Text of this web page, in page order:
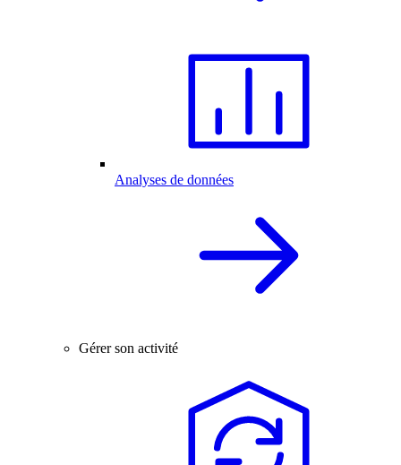
Analyses de données
Gérer son activité